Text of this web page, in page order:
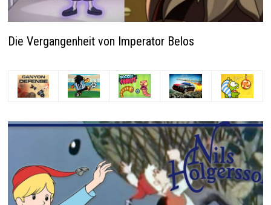
Die Vergangenheit von Imperator Belos